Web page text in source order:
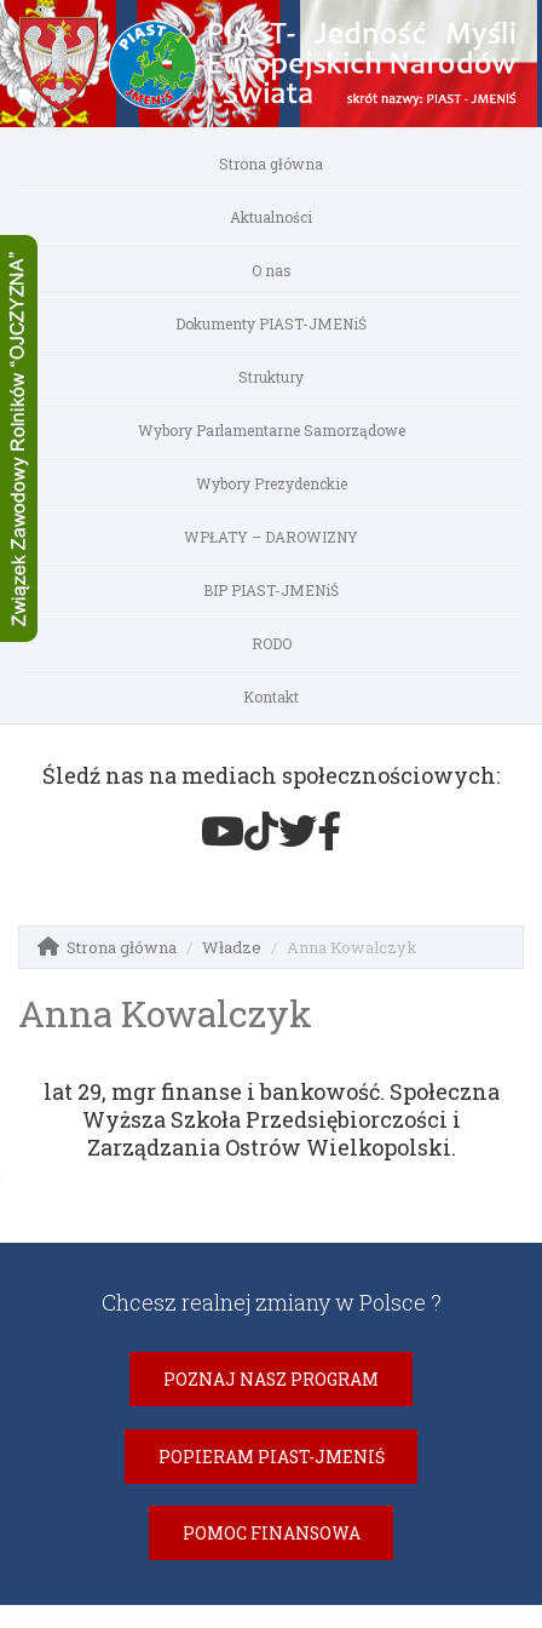
Strona główna
Aktualności
O nas
Dokumenty PIAST-JMENiŚ
Struktury
Wybory Parlamentarne Samorządowe
Wybory Prezydenckie
WPŁATY – DAROWIZNY
BIP PIAST-JMENiŚ
RODO
Kontakt
Śledź nas na mediach społecznościowych:
Strona główna Władze Anna Kowalczyk
Anna Kowalczyk
lat 29, mgr finanse i bankowość. Społeczna
Wyższa Szkoła Przedsiębiorczości i
Zarządzania Ostrów Wielkopolski.
Chcesz realnej zmiany w Polsce ?
POZNAJ NASZ PROGRAM
POPIERAM PIAST-JMENIŚ
POMOC FINANSOWA